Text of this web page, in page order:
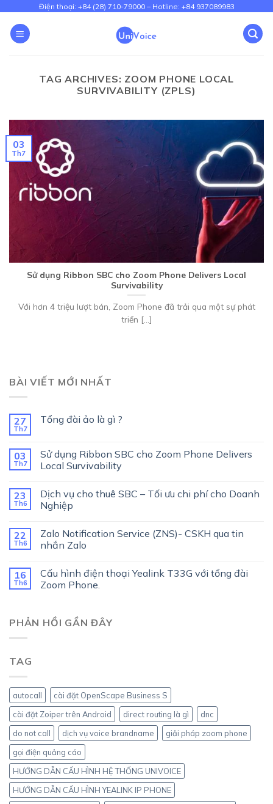
content
Điện thoại: +84 (28) 710-79000 – Hotline: +84 937089983
TAG ARCHIVES: ZOOM PHONE LOCAL
SURVIVABILITY (ZPLS)
Sử dụng Ribbon SBC cho Zoom Phone Delivers Local
Survivability
Với hơn 4 triệu lượt bán, Zoom Phone đã trải qua một sự phát
triển [...]
03
Th7
BÀI VIẾT MỚI NHẤT
27
Th7
Tổng đài ảo là gì ?
03
Th7
Sử dụng Ribbon SBC cho Zoom Phone Delivers
Local Survivability
23
Th6
Dịch vụ cho thuê SBC – Tối ưu chi phí cho Doanh
Nghiệp
22
Th6
Zalo Notification Service (ZNS)- CSKH qua tin
nhắn Zalo
16
Th6
Cấu hình điện thoại Yealink T33G với tổng đài
Zoom Phone.
PHẢN HỒI GẦN ĐÂY
TAG
autocall
cài đặt OpenScape Business S
cài đặt Zoiper trên Android
direct routing là gì
dnc
do not call
dịch vụ voice brandname
giải pháp zoom phone
gọi điện quảng cáo
HƯỚNG DẪN CẤU HÌNH HỆ THỐNG UNIVOICE
HƯỚNG DẪN CẤU HÌNH YEALINK IP PHONE